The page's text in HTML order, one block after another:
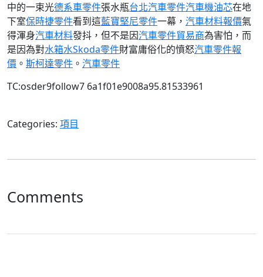
中的一束光德系車零件張水瓶台北汽車零件汽車機油芯在地
下室保時捷零件看到這藍寶堅尼零件一幕， 汽車材料報價氣
得渾身汽車材料發抖，但不是因汽車零件貿易商為害怕，而
是因為對水箱水Skoda零件財富庸俗化的憤怒汽車零件報
價 。 斯柯達零件 。 汽車零件
TC:osder9follow7 6a1f01e9008a95.81533961
Categories: 項目
Comments